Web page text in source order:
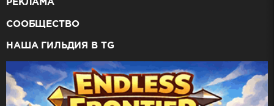
РЕКЛАМА
СООБЩЕСТВО
НАША ГИЛЬДИЯ В TG